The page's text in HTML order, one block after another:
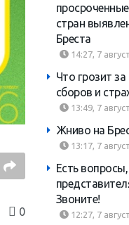
0
стран
Бреста
14:27, 7
Что грозит
сборов и
13:49, 7
Жниво на
13:17, 7
Есть
Звоните!
12:27, 7